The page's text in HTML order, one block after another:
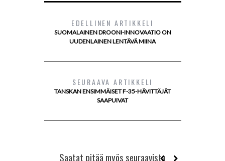
EDELLINEN ARTIKKELI
SUOMALAINEN DROONI-INNOVAATIO ON
UUDENLAINEN LENTÄVÄ MIINA
SEURAAVA ARTIKKELI
TANSKAN ENSIMMÄISET F-35-HÄVITTÄJÄT
SAAPUIVAT
Saatat pitää myös seuraavista